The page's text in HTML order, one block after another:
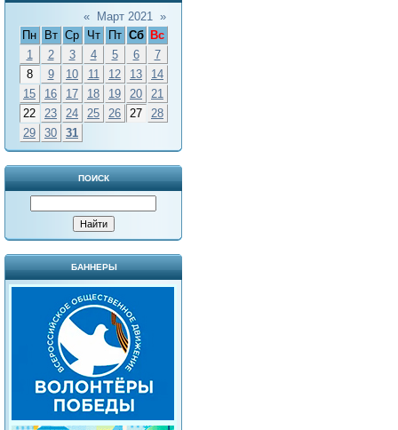
« Март 2021 »
Пн
Вт Ср Чт Пт Сб
Вс
1
2 3 4 5 6
7
8
9 10 11 12 13
14
15
16 17 18 19 20
21
22
23 24 25 26 27
28
29
30 31
ПОИСК
БАННЕРЫ